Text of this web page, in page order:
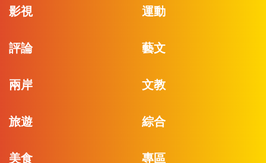
影視 運動
評論 藝文
兩岸 文教
旅遊 綜合
美食 專區